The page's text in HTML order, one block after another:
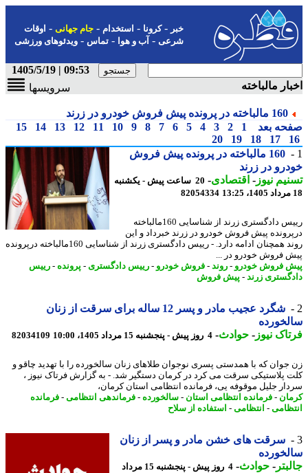
-کرونا-استخدام- جام جهانی-اوقات
شرعی-آب و هوا-تماس-ویدئوهای ورزشی
09:53 | 1405/5/19
مالباخته
سرویسها
160 مالباخته در پرونده پیش فروش خودرو در زرند
بعد
1
2
3
4
5
6
7
8
9
10
11
12
13
14
15
17
18
19
20
160 مالباخته در پرونده پیش فروش
در زرند
نیوز-اقتصادی-
20 ساعت پیش - یکشنبه
82054334
رییس دادگستری زرند از شناسایی 160مالباخته
پیش فروش خودرو در زرند خبرداد و این
روند همچنان ادامه دارد. - رییس دادگستری زرند از شناسایی 160مالباخته درپرونده
فروش خودرو در ...
فروش خودرو-روند -فروش خودرو-رییس دادگستری- پرونده -رییس
زرند - پیش فروش
شگرد عجیب مادر و پسر 12 ساله برای سرقت از زنان
نیوز-حوادث -4 روز پیش - پنجشنبه 15 مرداد 1405، 10:00 82034109
که با همدستی پسری نوجوان طلاهای زنان سالخورده را با تهدید چاقو و
پلاستیکی سرقت می کرد در کرمان دستگیر شد. - به گزارش فرتاک نیوز ،
جلیل موقوفه یی، فرمانده انتظامی استان کرمان،
-فرمانده انتظامی استان-سالخورده- فرماندهی انتظامی-فرمانده
-انتظامی-استفاده از سلاح
سرقت های خشن مادر و پسر از زنان
-حوادث -
4 روز پیش - پنجشنبه 15 مرداد